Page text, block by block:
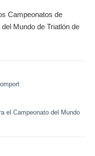
Campeonatos de
Mundo de Triatlón de
el Campeonato del Mundo